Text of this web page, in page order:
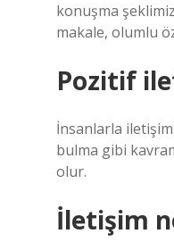
konuşma
makale, olumlu
Pozitif
İnsanlarla
bulma gibi
olur.
İletişim